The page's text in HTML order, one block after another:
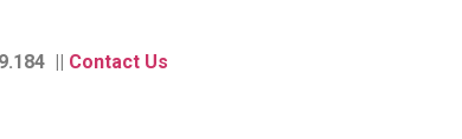
|| Contact Us